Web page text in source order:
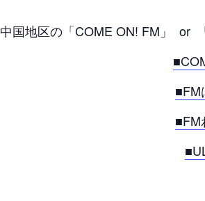
中国地区の「COME ON! FM」
■FM
■FM